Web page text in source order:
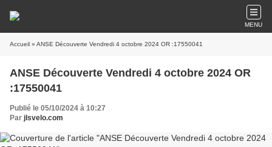
MENU
Accueil » ANSE Découverte Vendredi 4 octobre 2024 OR :17550041
ANSE Découverte Vendredi 4 octobre 2024 OR
:17550041
Publié le 05/10/2024 à 10:27
Par jlsvelo.com